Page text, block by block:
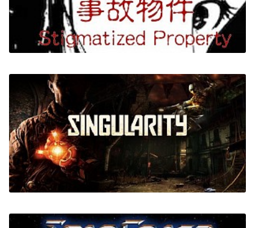
Kid A Mnesia: Exhibition
Stigmatized Property